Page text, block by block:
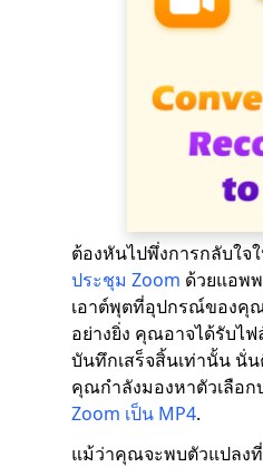
ต้องหันไปพึ่งการกลับใจ
ประชุม Zoom ด้วยแอพ
เอาต์พุตที่อุปกรณ์ของคุ
อย่างยิ่ง คุณอาจได้รับไฟ
บันทึกเสร็จสิ้นเท่านั้น นั่น
คุณกำลังมองหาตัวเลือก
Zoom เป็น MP4.
แม้ว่าคุณจะพบตัวแปลง